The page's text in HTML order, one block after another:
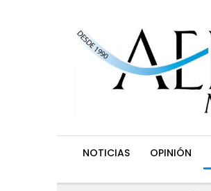
NOTICIAS OPINIÓN